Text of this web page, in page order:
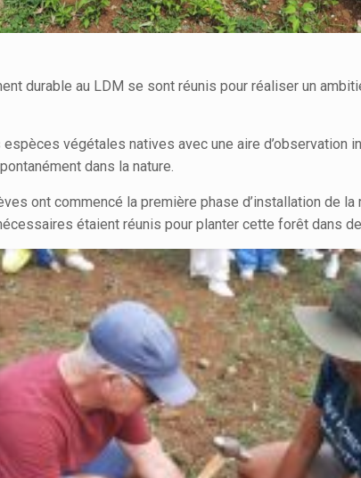
durable au LDM se sont réunis pour réaliser un
végétales natives avec une aire d’observation
dans la nature.
ont commencé la première phase d’installation de
étaient réunis pour planter cette forêt dans